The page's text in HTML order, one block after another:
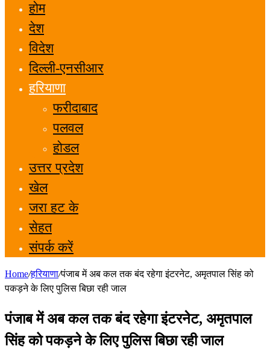
होम
देश
विदेश
दिल्ली-एनसीआर
हरियाणा
फरीदाबाद
पलवल
होडल
उत्तर प्रदेश
खेल
जरा हट के
सेहत
संपर्क करें
Home/हरियाणा/पंजाब में अब कल तक बंद रहेगा इंटरनेट, अमृतपाल सिंह को
पकड़ने के लिए पुलिस बिछा रही जाल
पंजाब में अब कल तक बंद रहेगा इंटरनेट, अमृतपाल
सिंह को पकड़ने के लिए पुलिस बिछा रही जाल